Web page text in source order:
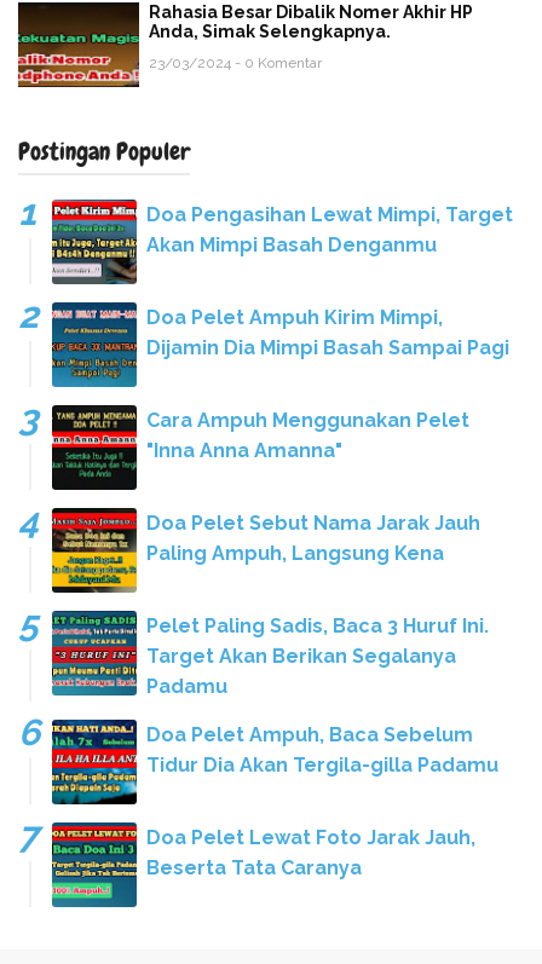
Rahasia Besar Dibalik Nomer Akhir HP
Anda, Simak Selengkapnya.
23/03/2024 - 0 Komentar
Postingan Populer
Doa Pengasihan Lewat Mimpi, Target
Akan Mimpi Basah Denganmu
Doa Pelet Ampuh Kirim Mimpi,
Dijamin Dia Mimpi Basah Sampai Pagi
Cara Ampuh Menggunakan Pelet
"Inna Anna Amanna"
Doa Pelet Sebut Nama Jarak Jauh
Paling Ampuh, Langsung Kena
Pelet Paling Sadis, Baca 3 Huruf Ini.
Target Akan Berikan Segalanya
Padamu
Doa Pelet Ampuh, Baca Sebelum
Tidur Dia Akan Tergila-gilla Padamu
Doa Pelet Lewat Foto Jarak Jauh,
Beserta Tata Caranya